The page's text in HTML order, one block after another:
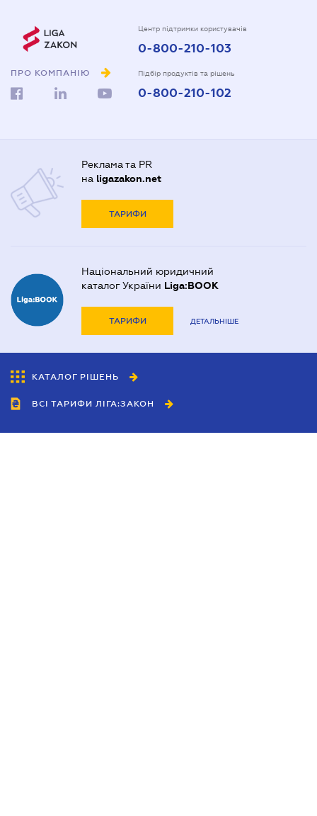
ПРО КОМПАНІЮ
Центр підтримки користувачів
0-800-210-103
Підбір продуктів та рішень
0-800-210-102
Реклама та PR
на ligazakon.net
ТАРИФИ
Національний юридичний
каталог України Liga:BOOK
ТАРИФИ ДЕТАЛЬНІШЕ
КАТАЛОГ РІШЕНЬ
ВСІ ТАРИФИ ЛІГА:ЗАКОН